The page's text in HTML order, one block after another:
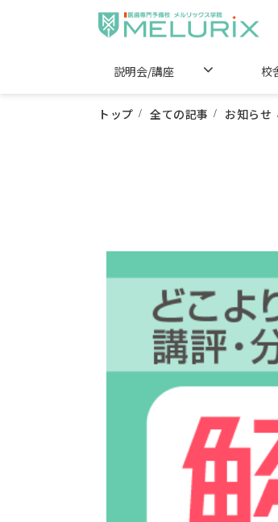
説明会/講座 校
トップ 全ての記事 お知らせ